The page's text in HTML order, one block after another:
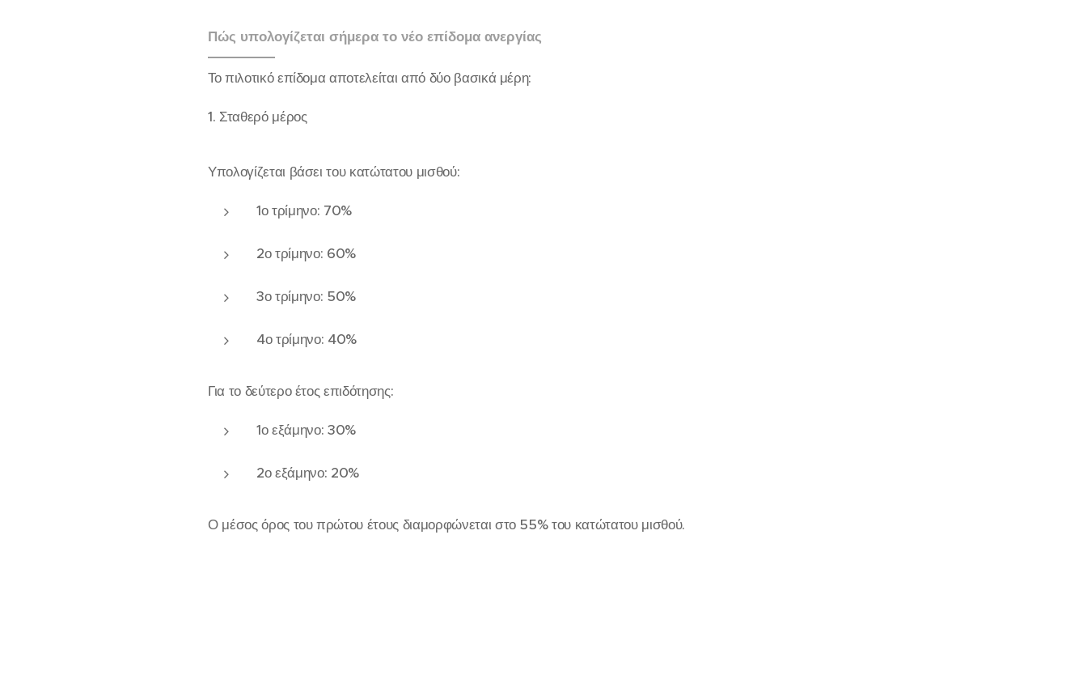
Πώς υπολογίζεται σήμερα το νέο επίδομα ανεργίας
Το πιλοτικό επίδομα αποτελείται από δύο βασικά μέρη:
1. Σταθερό μέρος
Υπολογίζεται βάσει του κατώτατου μισθού:
1ο τρίμηνο: 70%
2ο τρίμηνο: 60%
3ο τρίμηνο: 50%
4ο τρίμηνο: 40%
Για το δεύτερο έτος επιδότησης:
1ο εξάμηνο: 30%
2ο εξάμηνο: 20%
Ο μέσος όρος του πρώτου έτους διαμορφώνεται στο 55% του κατώτατου μισθού.